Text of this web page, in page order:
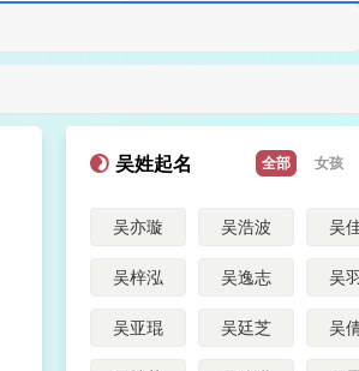
吴姓起名 女孩
全部
吴亦璇 吴浩波 吴
吴梓泓 吴逸志 吴
吴亚琨 吴廷芝 吴